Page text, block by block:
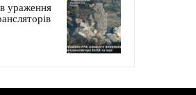
ураження